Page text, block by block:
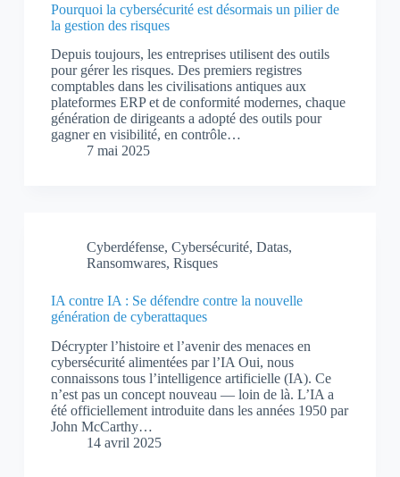
Pourquoi la cybersécurité est désormais un pilier de
la gestion des risques
Depuis toujours, les entreprises utilisent des outils
pour gérer les risques. Des premiers registres
comptables dans les civilisations antiques aux
plateformes ERP et de conformité modernes, chaque
génération de dirigeants a adopté des outils pour
gagner en visibilité, en contrôle…
7 mai 2025
Cyberdéfense, Cybersécurité, Datas,
Ransomwares, Risques
IA contre IA : Se défendre contre la nouvelle
génération de cyberattaques
Décrypter l’histoire et l’avenir des menaces en
cybersécurité alimentées par l’IA Oui, nous
connaissons tous l’intelligence artificielle (IA). Ce
n’est pas un concept nouveau — loin de là. L’IA a
été officiellement introduite dans les années 1950 par
John McCarthy…
14 avril 2025